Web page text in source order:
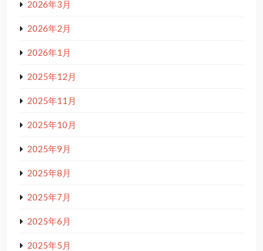
2026年3月
2026年2月
2026年1月
2025年12月
2025年11月
2025年10月
2025年9月
2025年8月
2025年7月
2025年6月
2025年5月